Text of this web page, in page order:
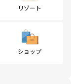
リゾート
ショップ